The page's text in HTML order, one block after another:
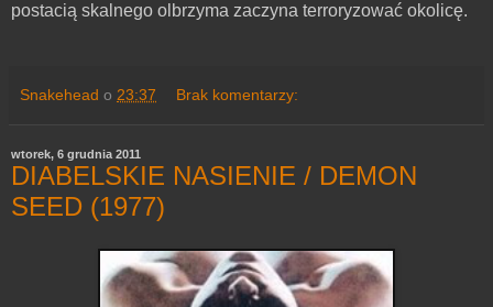
postacią skalnego olbrzyma zaczyna terroryzować okolicę.
Snakehead o 23:37 Brak komentarzy:
wtorek, 6 grudnia 2011
DIABELSKIE NASIENIE / DEMON
SEED (1977)